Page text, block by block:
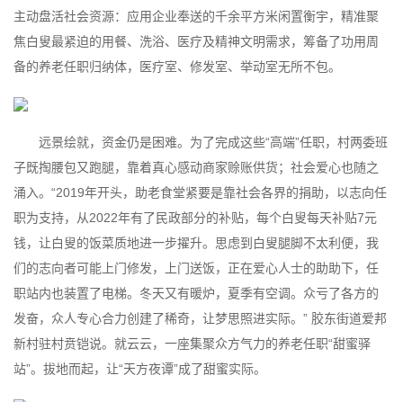
主动盘活社会资源：应用企业奉送的千余平方米闲置衡宇，精准聚
焦白叟最紧迫的用餐、洗浴、医疗及精神文明需求，筹备了功用周
备的养老任职归纳体，医疗室、修发室、举动室无所不包。
远景绘就，资金仍是困难。为了完成这些“高端”任职，村两委班
子既掏腰包又跑腿，靠着真心感动商家赊账供货；社会爱心也随之
涌入。“2019年开头，助老食堂紧要是靠社会各界的捐助，以志向任
职为支持，从2022年有了民政部分的补贴，每个白叟每天补贴7元
钱，让白叟的饭菜质地进一步擢升。思虑到白叟腿脚不太利便，我
们的志向者可能上门修发，上门送饭，正在爱心人士的助助下，任
职站内也装置了电梯。冬天又有暖炉，夏季有空调。众亏了各方的
发奋，众人专心合力创建了稀奇，让梦思照进实际。” 胶东街道爱邦
新村驻村贲铠说。就云云，一座集聚众方气力的养老任职“甜蜜驿
站”。拔地而起，让“天方夜谭”成了甜蜜实际。